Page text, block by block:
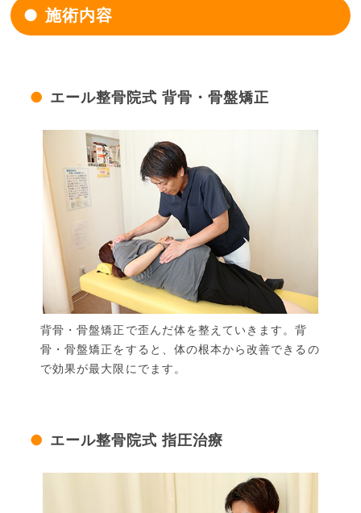
施術内容
エール整骨院式 背骨・骨盤矯正
背骨・骨盤矯正で歪んだ体を整えていきます。背
骨・骨盤矯正をすると、体の根本から改善できるの
で効果が最大限にでます。
エール整骨院式 指圧治療